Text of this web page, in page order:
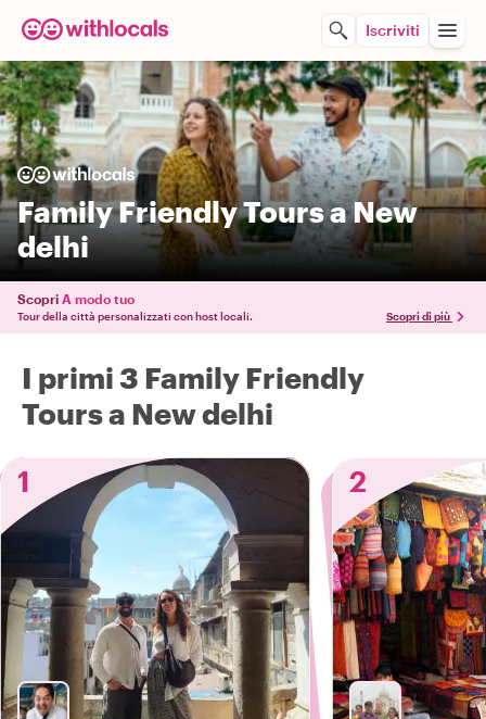
Iscriviti
Family Friendly Tours a New
delhi
Scopri A modo tuo
Tour della città personalizzati con host locali. Scopri di più
I primi 3 Family Friendly
Tours a New delhi
1
2